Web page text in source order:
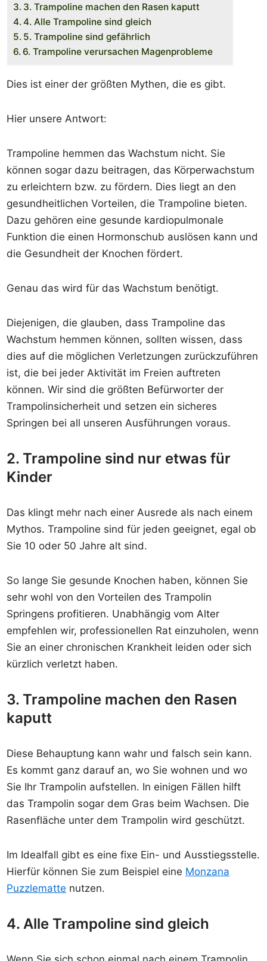
3. Trampoline machen den Rasen kaputt
4. Alle Trampoline sind gleich
5. Trampoline sind gefährlich
6. Trampoline verursachen Magenprobleme
Dies ist einer der größten Mythen, die es gibt.
Hier unsere Antwort:
Trampoline hemmen das Wachstum nicht. Sie
können sogar dazu beitragen, das Körperwachstum
zu erleichtern bzw. zu fördern. Dies liegt an den
gesundheitlichen Vorteilen, die Trampoline bieten.
Dazu gehören eine gesunde kardiopulmonale
Funktion die einen Hormonschub auslösen kann und
die Gesundheit der Knochen fördert.
Genau das wird für das Wachstum benötigt.
Diejenigen, die glauben, dass Trampoline das
Wachstum hemmen können, sollten wissen, dass
dies auf die möglichen Verletzungen zurückzuführen
ist, die bei jeder Aktivität im Freien auftreten
können. Wir sind die größten Befürworter der
Trampolinsicherheit und setzen ein sicheres
Springen bei all unseren Ausführungen voraus.
2. Trampoline sind nur etwas für
Kinder
Das klingt mehr nach einer Ausrede als nach einem
Mythos. Trampoline sind für jeden geeignet, egal ob
Sie 10 oder 50 Jahre alt sind.
So lange Sie gesunde Knochen haben, können Sie
sehr wohl von den Vorteilen des Trampolin
Springens profitieren. Unabhängig vom Alter
empfehlen wir, professionellen Rat einzuholen, wenn
Sie an einer chronischen Krankheit leiden oder sich
kürzlich verletzt haben.
3. Trampoline machen den Rasen
kaputt
Diese Behauptung kann wahr und falsch sein kann.
Es kommt ganz darauf an, wo Sie wohnen und wo
Sie Ihr Trampolin aufstellen. In einigen Fällen hilft
das Trampolin sogar dem Gras beim Wachsen. Die
Rasenfläche unter dem Trampolin wird geschützt.
Im Idealfall gibt es eine fixe Ein- und Ausstiegsstelle.
Hierfür können Sie zum Beispiel eine Monzana
Puzzlematte nutzen.
4. Alle Trampoline sind gleich